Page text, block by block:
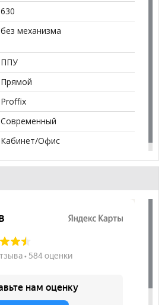
630
без механизма
ППУ
Прямой
Proffix
Современный
Кабинет/Офис